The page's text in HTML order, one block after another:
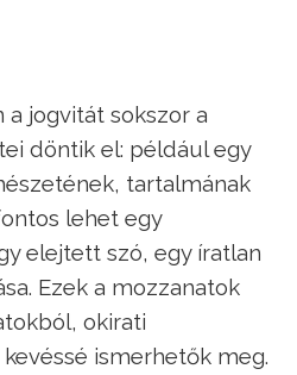
jogvitát sokszor a
döntik el: például egy
tartalmának
lehet egy
elejtett szó, egy íratlan
Ezek a mozzanatok
okirati
ismerhetők meg.